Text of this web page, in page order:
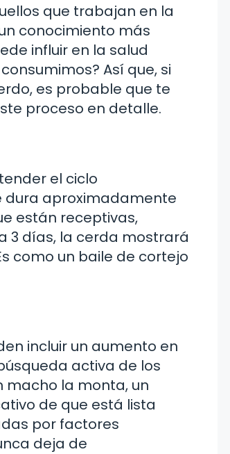
que trabajan en la
conocimiento más
influir en la salud
Así que, si
es probable que te
proceso en detalle.
el ciclo
dura aproximadamente
están receptivas,
3 días, la cerda mostrará
como un baile de cortejo
incluir un aumento en
activa de los
macho la monta, un
de que está lista
por factores
deja de